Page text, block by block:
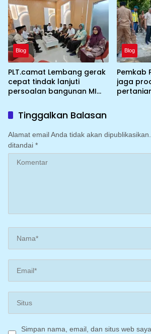
Nasional ke XII kebumi
perkemahan Cibubur
Blog
PLT.camat Lembang gerak
cepat tindak lanjuti
persoalan bangunan MI
Blog
Pemkab
jaga
(Irpom)
Tinggalkan Balasan
Alamat email Anda tidak akan dipublikasikan.
ditandai *
Simpan nama, email, dan situs web